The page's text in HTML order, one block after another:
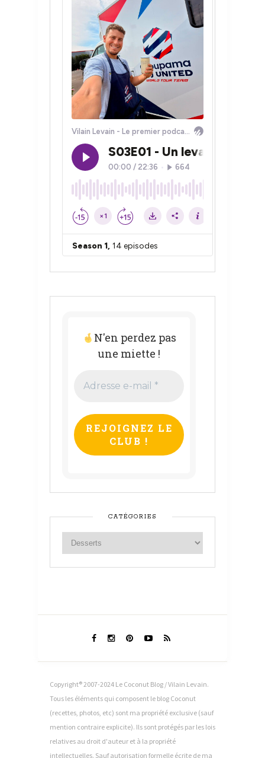
N'en perdez pas
une miette !
e-
*
CATÉGORIES
Copyright® 2007-2024 Le Coconut Blog / Vilain Levain.
Tous les éléments qui composent le blog Coconut
(recettes, photos, etc) sont ma propriété exclusive (sauf
mention contraire explicite). Ils sont protégés par les lois
relatives au droit d'auteur et à la propriété
intellectuelles. Sauf autorisation formelle écrite de ma